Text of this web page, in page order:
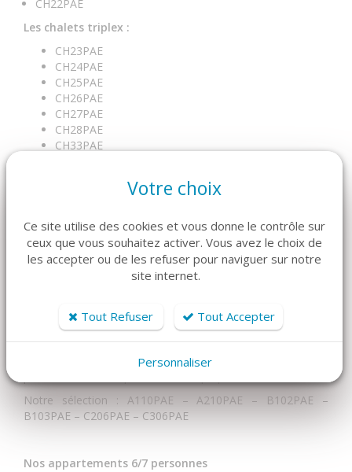
CH22PAE
Les chalets triplex :
CH23PAE
CH24PAE
CH25PAE
CH26PAE
CH27PAE
CH28PAE
CH33PAE
EN SAVOIR PLUS SUR NOS CHALETS AVEC TERRASSE
Moins chers que les chalets duplex, ils permettent pour
autant de loger autant de personnes. Pratique si vous
voyagez avec beaucoup d’enfants, ces appartements
Notre sélection : A110PAE – A210PAE – B102PAE –
B103PAE – C206PAE – C306PAE
Nos appartements 6/7 personnes
Votre choix
Ce site utilise des cookies et vous donne le contrôle sur
ceux que vous souhaitez activer. Vous avez le choix de
les accepter ou de les refuser pour naviguer sur notre
site internet.
Tout Refuser Tout Accepter
Personnaliser